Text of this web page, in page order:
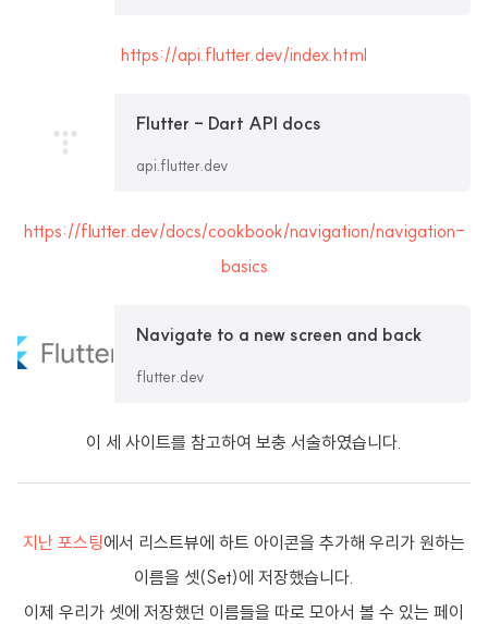
https://api.flutter.dev/index.html
Flutter - Dart API docs
api.flutter.dev
https://flutter.dev/docs/cookbook/navigation/navigation-
basics
Navigate to a new screen and back
flutter.dev
이 세 사이트를 참고하여 보충 서술하였습니다.
지난 포스팅에서 리스트뷰에 하트 아이콘을 추가해 우리가 원하는
이름을 셋(Set)에 저장했습니다.
이제 우리가 셋에 저장했던 이름들을 따로 모아서 볼 수 있는 페이